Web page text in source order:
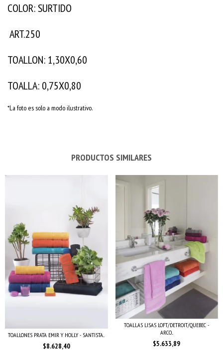
COLOR: SURTIDO
ART.250
TOALLON: 1,30X0,60
TOALLA: 0,75X0,80
*La foto es solo a modo ilustrativo.
PRODUCTOS SIMILARES
TOALLONES PRATA EMIR Y HOLLY - SANTISTA...
$8.628,40
TOALLAS LISAS LOFT/DETROIT/QUEBEC -
ARCO...
$5.633,89